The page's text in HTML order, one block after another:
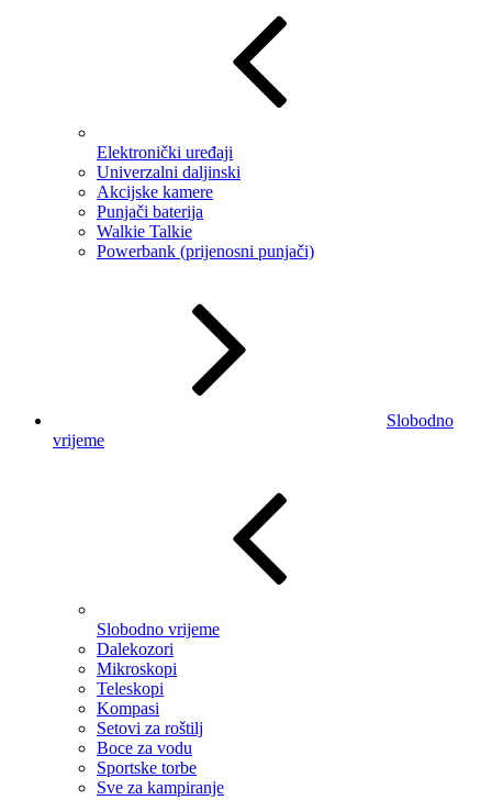
Elektronički uređaji
Univerzalni daljinski
Akcijske kamere
Punjači baterija
Walkie Talkie
Powerbank (prijenosni punjači)
Slobodno
vrijeme
Slobodno vrijeme
Dalekozori
Mikroskopi
Teleskopi
Kompasi
Setovi za roštilj
Boce za vodu
Sportske torbe
Sve za kampiranje